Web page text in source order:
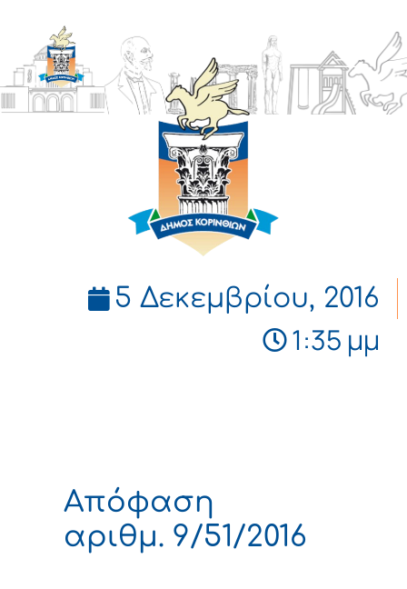
ΔΗΜΟΣ
ΚΟΡΙΝΘΙΩΝ
5 Δεκεμβρίου, 2016
1:35 μμ
Απόφαση
αριθμ. 9/51/2016